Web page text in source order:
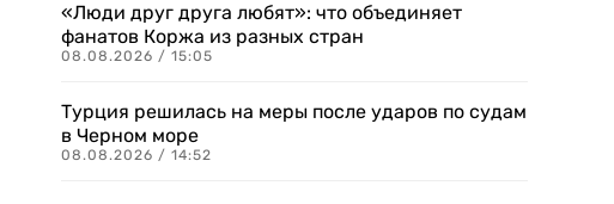
«Люди друг друга любят»: что объединяет
фанатов Коржа из разных стран
08.08.2026 / 15:05
Турция решилась на меры после ударов по судам
в Черном море
08.08.2026 / 14:52